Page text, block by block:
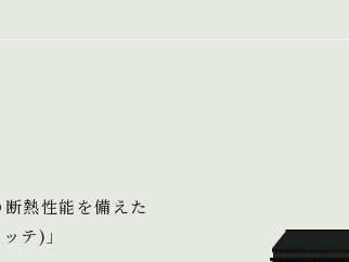
熱性能を備えた
テ)」